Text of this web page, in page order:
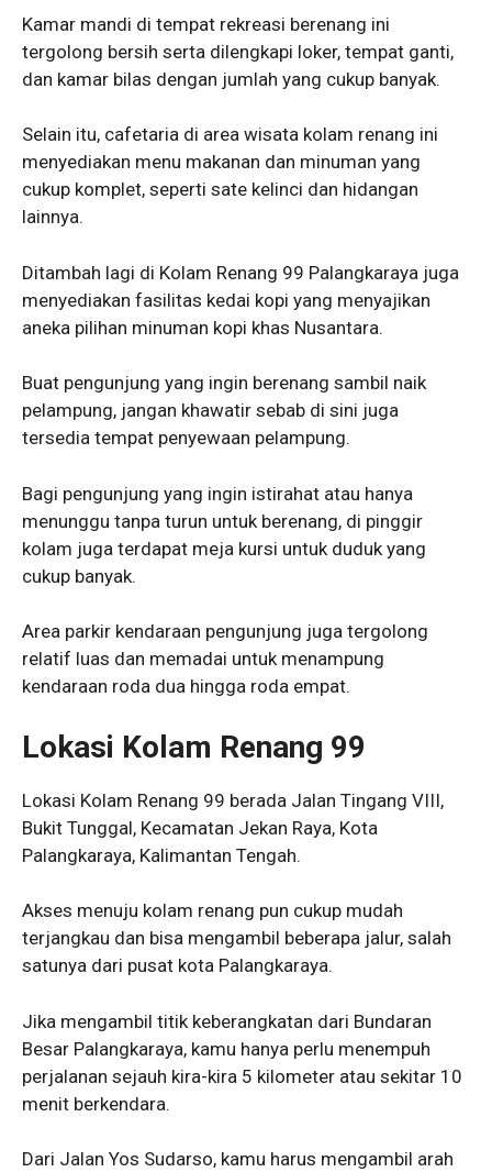
Kamar mandi di tempat rekreasi berenang ini
tergolong bersih serta dilengkapi loker, tempat ganti,
dan kamar bilas dengan jumlah yang cukup banyak.
Selain itu, cafetaria di area wisata kolam renang ini
menyediakan menu makanan dan minuman yang
cukup komplet, seperti sate kelinci dan hidangan
lainnya.
Ditambah lagi di Kolam Renang 99 Palangkaraya juga
menyediakan fasilitas kedai kopi yang menyajikan
aneka pilihan minuman kopi khas Nusantara.
Buat pengunjung yang ingin berenang sambil naik
pelampung, jangan khawatir sebab di sini juga
tersedia tempat penyewaan pelampung.
Bagi pengunjung yang ingin istirahat atau hanya
menunggu tanpa turun untuk berenang, di pinggir
kolam juga terdapat meja kursi untuk duduk yang
cukup banyak.
Area parkir kendaraan pengunjung juga tergolong
relatif luas dan memadai untuk menampung
kendaraan roda dua hingga roda empat.
Lokasi Kolam Renang 99
Lokasi Kolam Renang 99 berada Jalan Tingang VIII,
Bukit Tunggal, Kecamatan Jekan Raya, Kota
Palangkaraya, Kalimantan Tengah.
Akses menuju kolam renang pun cukup mudah
terjangkau dan bisa mengambil beberapa jalur, salah
satunya dari pusat kota Palangkaraya.
Jika mengambil titik keberangkatan dari Bundaran
Besar Palangkaraya, kamu hanya perlu menempuh
perjalanan sejauh kira-kira 5 kilometer atau sekitar 10
menit berkendara.
Dari Jalan Yos Sudarso, kamu harus mengambil arah